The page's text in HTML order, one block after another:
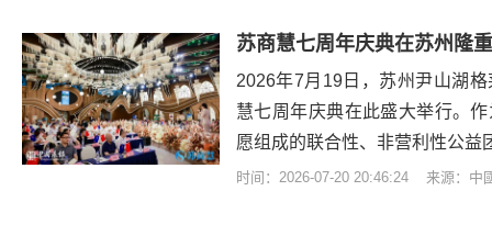
苏商慧七周年庆典在苏州隆
2026年7月19日，苏州尹山湖
慧七周年庆典在此盛大举行。
愿组成的联合性、非营利性公益
时间：2026-07-20 20:46:24 来源：中